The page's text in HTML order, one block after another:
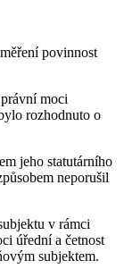
povinnost
moci
rozhodnuto o
jeho statutárního
neporušil
v rámci
úřední a četnost
subjektem.